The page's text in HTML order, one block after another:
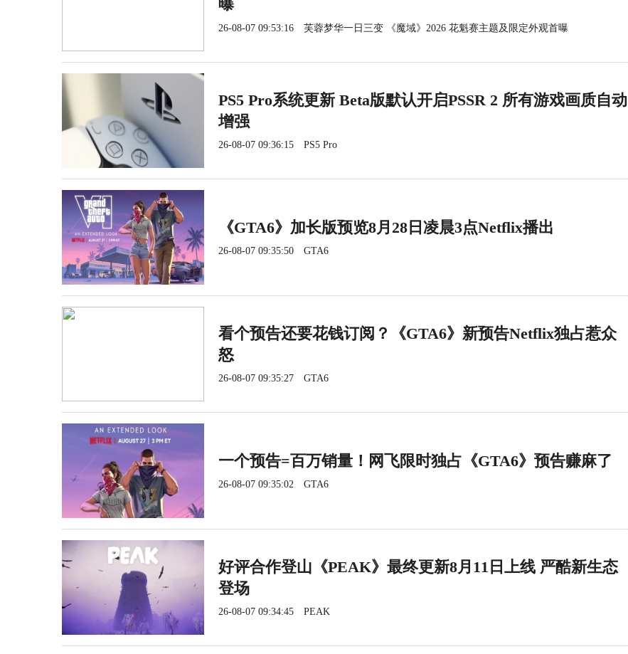
曝
26-08-07 09:53:16 芙蓉梦华一日三变 《魔域》2026 花魁赛主题及限定外观首曝
PS5 Pro系统更新 Beta版默认开启PSSR 2 所有游戏画质自动
增强
26-08-07 09:36:15 PS5 Pro
《GTA6》加长版预览8月28日凌晨3点Netflix播出
26-08-07 09:35:50 GTA6
看个预告还要花钱订阅？《GTA6》新预告Netflix独占惹众
怒
26-08-07 09:35:27 GTA6
一个预告=百万销量！网飞限时独占《GTA6》预告赚麻了
26-08-07 09:35:02 GTA6
好评合作登山《PEAK》最终更新8月11日上线 严酷新生态
登场
26-08-07 09:34:45 PEAK